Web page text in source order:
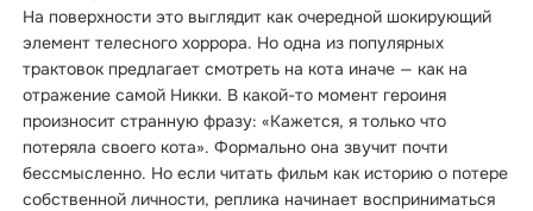
На поверхности это выглядит как очередной шокирующий
элемент телесного хоррора. Но одна из популярных
трактовок предлагает смотреть на кота иначе — как на
отражение самой Никки. В какой-то момент героиня
произносит странную фразу: «Кажется, я только что
потеряла своего кота». Формально она звучит почти
бессмысленно. Но если читать фильм как историю о потере
собственной личности, реплика начинает восприниматься